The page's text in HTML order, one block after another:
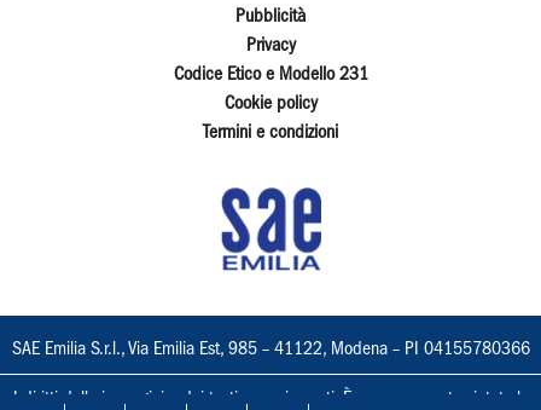
Pubblicità
Privacy
Codice Etico e Modello 231
Cookie policy
Termini e condizioni
SAE Emilia S.r.l., Via Emilia Est, 985 – 41122, Modena – PI 04155780366
I diritti delle immagini e dei testi sono riservati. È espressamente vietata la